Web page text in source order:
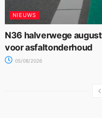
NIEUWS
N36 halverwege
voor asfaltonderhoud
05/08/2026